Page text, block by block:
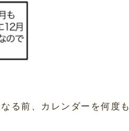
る前、カレンダーを何度も